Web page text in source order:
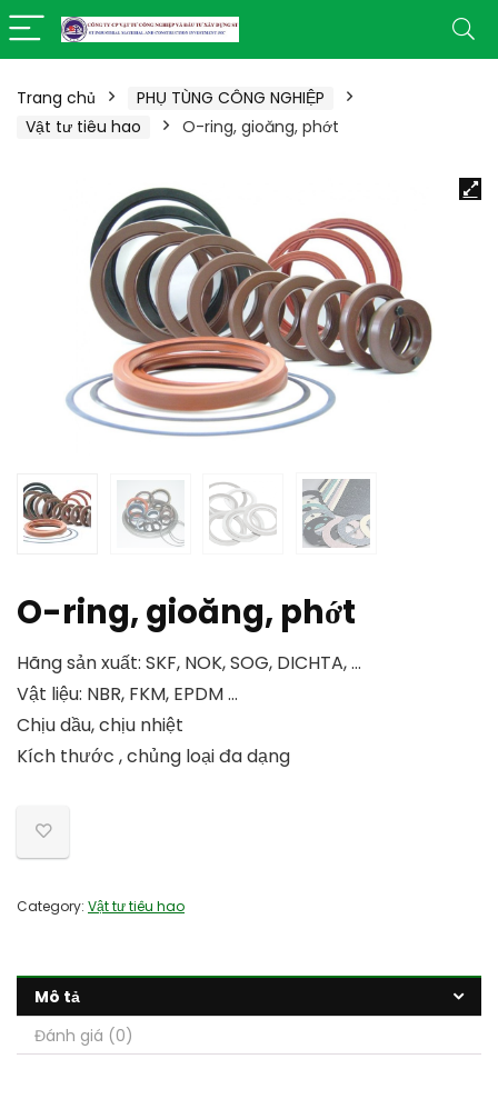
Trang chủ
PHỤ TÙNG CÔNG NGHIỆP
Vật tư tiêu hao
O-ring, gioăng, phớt
O-ring, gioăng, phớt
Hãng sản xuất: SKF, NOK, SOG, DICHTA, …
Vật liệu: NBR, FKM, EPDM …
Chịu dầu, chịu nhiệt
Kích thước , chủng loại đa dạng
Category: Vật tư tiêu hao
Mô tả
Đánh giá (0)